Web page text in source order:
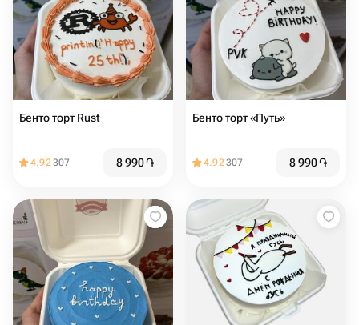
Бенто торт Rust
4.92307 8 990֏
Бенто торт «Путь»
4.92307 8 990֏